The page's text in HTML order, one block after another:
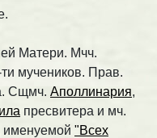
Матери. Мчч.
мучеников. Прав.
Сщмч. Аполлинария,
пресвитера и мч.
"Всех